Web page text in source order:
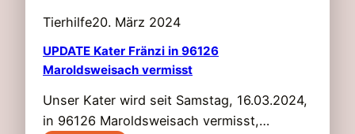
Tierhilfe20. März 2024
UPDATE Kater Fränzi in 96126
Maroldsweisach vermisst
Unser Kater wird seit Samstag, 16.03.2024,
in 96126 Maroldsweisach vermisst,…